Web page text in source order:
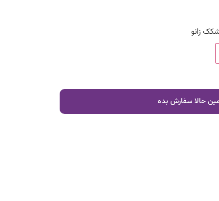
زانو
حالا سفارش بده